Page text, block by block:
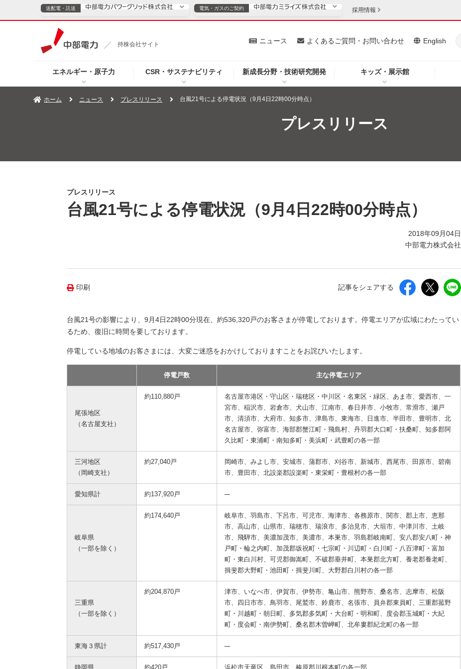
持株会社サイト
エネルギー・原子力 CSR・サステナビリティ 新成長分野・技術研究開発 キッズ・展示館
ニュース よくあるご質問・お問い合わせ English
送配電・託送
TOPページへ ご案内 安定供給
企業情報
電気・ガスのご契約
電気・ガスのご契約
TOPページへ 個人のお客さま 法人のお客さま
採用情報
ホーム ニュース プレスリリース 台風21号による停電状況（9月4日22時00分時点）
プレスリリース
プレスリリース
台風21号による停電状況（9月4日22時00分時点）
2018年09月04日
中部電力株式会社
印刷 記事をシェアする
台風21号の影響により、9月4日22時00分現在、約536,320戸のお客さまが停電しております。停電エリアが広域にわたってい
るため、復旧に時間を要しております。
停電している地域のお客さまには、大変ご迷惑をおかけしておりますことをお詫びいたします。
停電戸数 主な停電エリア
尾張地区
（名古屋支社）
約110,880戸
名古屋市港区・守山区・瑞穂区・中川区・名東区・緑区、あま市、愛西市、一
宮市、稲沢市、岩倉市、犬山市、江南市、春日井市、小牧市、常滑市、瀬戸
市、清須市、大府市、知多市、津島市、東海市、日進市、半田市、豊明市、北
名古屋市、弥富市、海部郡蟹江町・飛島村、丹羽郡大口町・扶桑町、知多郡阿
久比町・東浦町・南知多町・美浜町・武豊町の各一部
三河地区
（岡崎支社）
約27,040戸
岡崎市、みよし市、安城市、蒲郡市、刈谷市、新城市、西尾市、田原市、碧南
市、豊田市、北設楽郡設楽町・東栄町・豊根村の各一部
愛知県計 約137,920戸
岐阜県
（一部を除く）
約174,640戸
岐阜市、羽島市、下呂市、可児市、海津市、各務原市、関市、郡上市、恵那
市、高山市、山県市、瑞穂市、瑞浪市、多治見市、大垣市、中津川市、土岐
市、飛騨市、美濃加茂市、美濃市、本巣市、羽島郡岐南町、安八郡安八町・神
戸町・輪之内町、加茂郡坂祝町・七宗町・川辺町・白川町・八百津町・富加
町・東白川村、可児郡御嵩町、不破郡垂井町、本巣郡北方町、養老郡養老町、
揖斐郡大野町・池田町・揖斐川町、大野郡白川村の各一部
三重県
（一部を除く）
約204,870戸
津市、いなべ市、伊賀市、伊勢市、亀山市、熊野市、桑名市、志摩市、松阪
市、四日市市、鳥羽市、尾鷲市、鈴鹿市、名張市、員弁郡東員町、三重郡菰野
町・川越町・朝日町、多気郡多気町・大台町・明和町、度会郡玉城町・大紀
町・度会町・南伊勢町、桑名郡木曽岬町、北牟婁郡紀北町の各一部
東海３県計 約517,430戸
静岡県
約420戸 浜松市天竜区、島田市、榛原郡川根本町の各一部